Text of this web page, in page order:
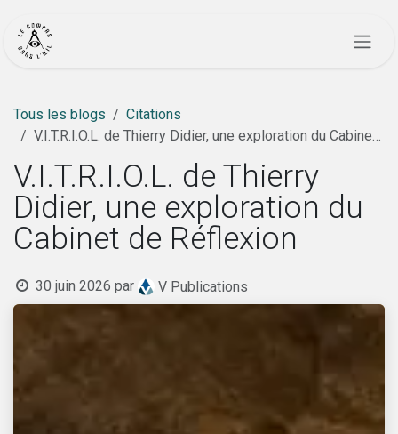
Tous les blogs
Citations
V.I.T.R.I.O.L. de Thierry Didier, une exploration du Cabinet de Réflexion
V.I.T.R.I.O.L. de Thierry
Didier, une exploration du
Cabinet de Réflexion
30 juin 2026 par V Publications